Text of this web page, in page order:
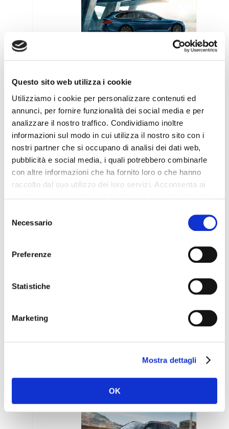
Questo sito web utilizza i cookie
Utilizziamo i cookie per personalizzare contenuti ed
annunci, per fornire funzionalità dei social media e per
analizzare il nostro traffico. Condividiamo inoltre
informazioni sul modo in cui utilizza il nostro sito con i
nostri partner che si occupano di analisi dei dati web,
pubblicità e social media, i quali potrebbero combinarle
con altre informazioni che ha fornito loro o che hanno
raccolto dal suo utilizzo dei loro servizi. Acconsenta ai
delNecessario
Preferenze
Statistiche
Marketing
Mostra dettagli
OK
BMW
SERIES 5
TOURING